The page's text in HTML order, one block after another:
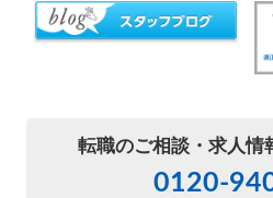
転職のご相談・ 求人情
0120-